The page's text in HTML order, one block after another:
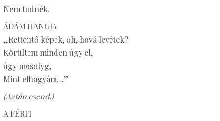
Nem tudnék.
ÁDÁM HANGJA
„Rettentő képek, óh, hová levétek?
Körültem minden úgy él,
úgy mosolyg,
Mint elhagyám…”
(Aztán csend.)
A FÉRFI